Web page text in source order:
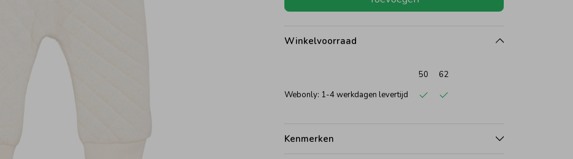
Winkelvoorraad
50
62
Webonly: 1-4 werkdagen levertijd
Kenmerken